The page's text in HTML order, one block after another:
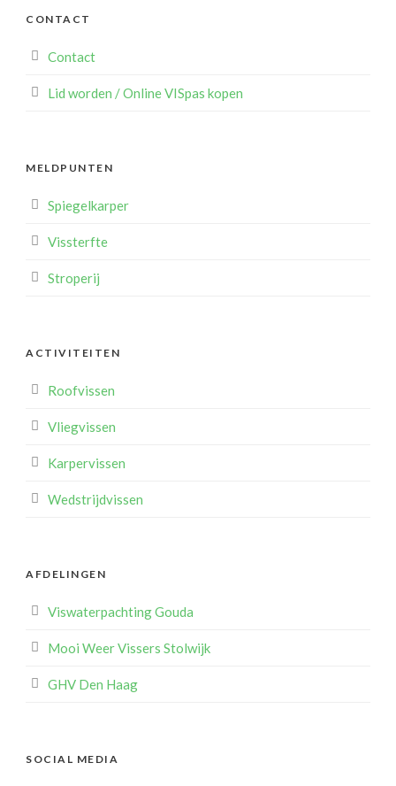
CONTACT
Contact
Lid worden / Online VISpas kopen
MELDPUNTEN
Spiegelkarper
Vissterfte
Stroperij
ACTIVITEITEN
Roofvissen
Vliegvissen
Karpervissen
Wedstrijdvissen
AFDELINGEN
Viswaterpachting Gouda
Mooi Weer Vissers Stolwijk
GHV Den Haag
SOCIAL MEDIA